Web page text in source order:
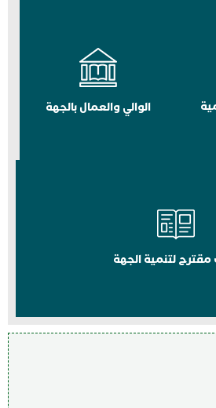
الوالي والعمال بالجهة
لتنمية الجهة